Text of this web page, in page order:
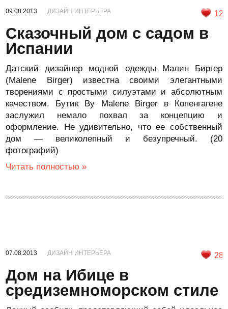
09.08.2013 ДИЗАЙН ИНТЕРЬЕРА 12
Сказочный дом с садом в
Испании
Датский дизайнер модной одежды Малин Биргер
(Malene Birger) известна своими элегантными
творениями с простыми силуэтами и абсолютным
качеством. Бутик By Malene Birger в Копенгагене
заслужил немало похвал за концепцию и
оформление. Не удивительно, что ее собственный
дом — великолепный и безупречный. (20
фотографий)
Читать полностью »
07.08.2013 ДИЗАЙН ИНТЕРЬЕРА 28
Дом на Ибице в
средиземноморском стиле